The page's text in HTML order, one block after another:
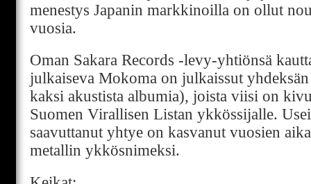
menestys Japanin markkinoilla on ollut
vuosia.
Oman Sakara Records -levy-yhtiönsä
julkaiseva Mokoma on julkaissut
kaksi akustista albumia), joista viisi on
Suomen Virallisen Listan ykkössijalle.
saavuttanut yhtye on kasvanut vuosien
metallin ykkösnimeksi.